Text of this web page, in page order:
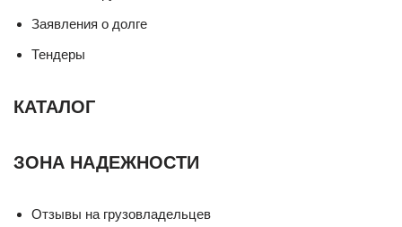
Заявления о долге
Тендеры
КАТАЛОГ
ЗОНА НАДЕЖНОСТИ
Отзывы на грузовладельцев